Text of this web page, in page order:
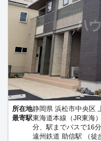
所在地静岡県 浜松市中央区
最寄駅東海道本線（JR東海
分、駅までバスで16分
遠州鉄道 助信駅 （徒